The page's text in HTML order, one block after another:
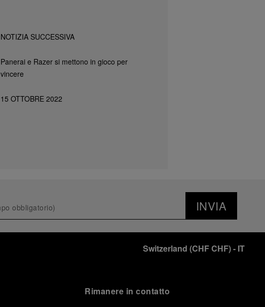
NOTIZIA SUCCESSIVA
Panerai e Razer si mettono in gioco per
vincere
15 OTTOBRE 2022
INVIA
Switzerland (CHF CHF)- IT
Rimanere in contatto